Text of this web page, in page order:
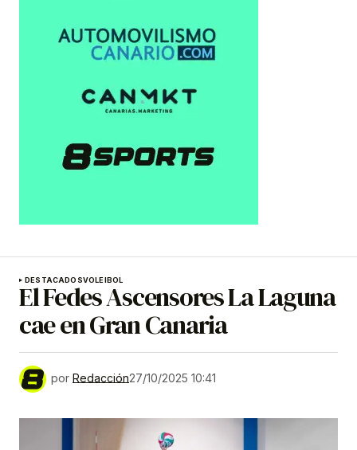
DESTACADOSVOLEIBOL
El Fedes Ascensores La Laguna
cae en Gran Canaria
por Redacción27/10/2025 10:41